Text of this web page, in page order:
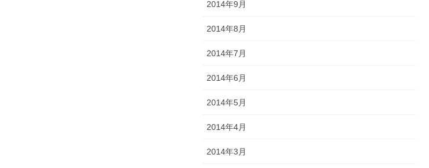
2014年9月
2014年8月
2014年7月
2014年6月
2014年5月
2014年4月
2014年3月